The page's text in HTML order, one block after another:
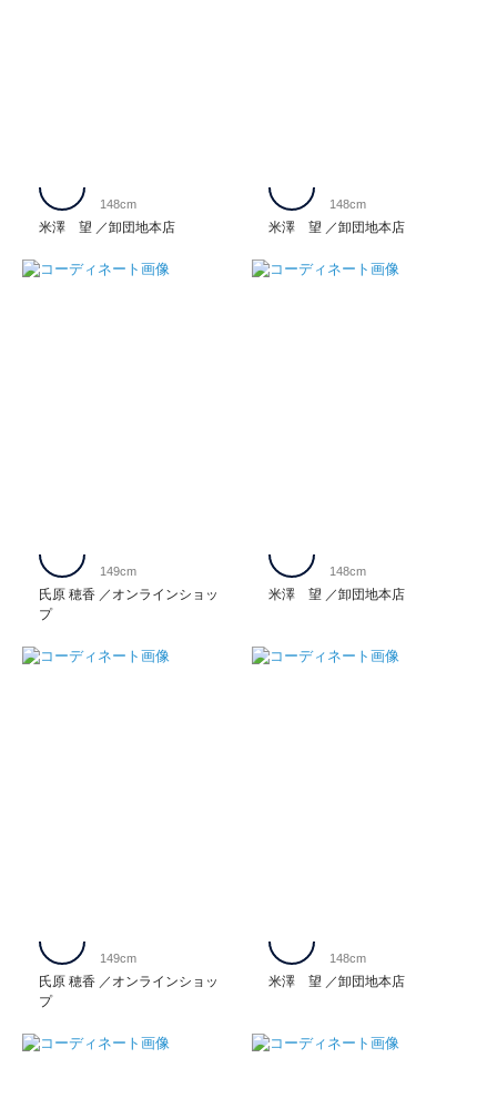
米澤 望 卸団地本店
148cm
米澤 望 卸団地本店
148cm
氏原 穂香
オンラインショッ
プ
149cm
米澤 望 卸団地本店
148cm
氏原 穂香
オンラインショッ
プ
149cm
米澤 望 卸団地本店
148cm